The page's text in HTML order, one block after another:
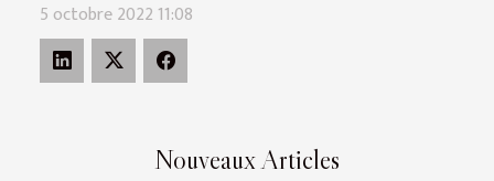
Nouveaux Articles
5 octobre 2022 11:08